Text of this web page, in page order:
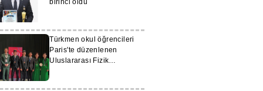
birinci oldu
Türkmen okul öğrencileri
Paris'te düzenlenen
Uluslararası Fizik